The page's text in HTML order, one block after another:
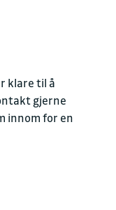
klare til å
gjerne
innom for en